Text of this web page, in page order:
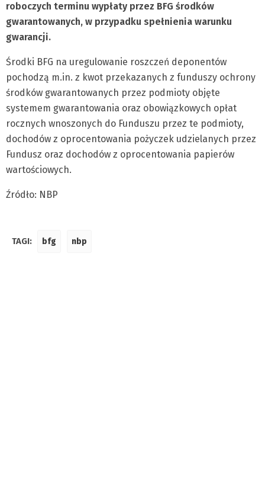
roboczych terminu wypłaty przez BFG środków
gwarantowanych, w przypadku spełnienia warunku
gwarancji.
Środki BFG na uregulowanie roszczeń deponentów
pochodzą m.in. z kwot przekazanych z funduszy ochrony
środków gwarantowanych przez podmioty objęte
systemem gwarantowania oraz obowiązkowych opłat
rocznych wnoszonych do Funduszu przez te podmioty,
dochodów z oprocentowania pożyczek udzielanych przez
Fundusz oraz dochodów z oprocentowania papierów
wartościowych.
Źródło: NBP
TAGI: bfg nbp